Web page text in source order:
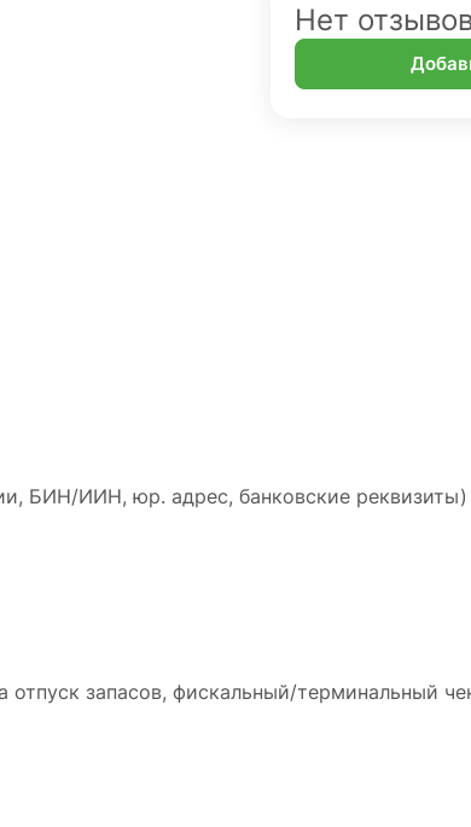
Нет
БИН/ИИН, юр. адрес, банковские реквизиты)
запасов, фискальный/терминальный